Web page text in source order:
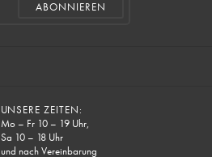
UNSERE ZEITEN:
Mo – Fr 10 – 19 Uhr,
Sa 10 – 18 Uhr
und nach Vereinbarung